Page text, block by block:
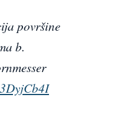
površine
b.